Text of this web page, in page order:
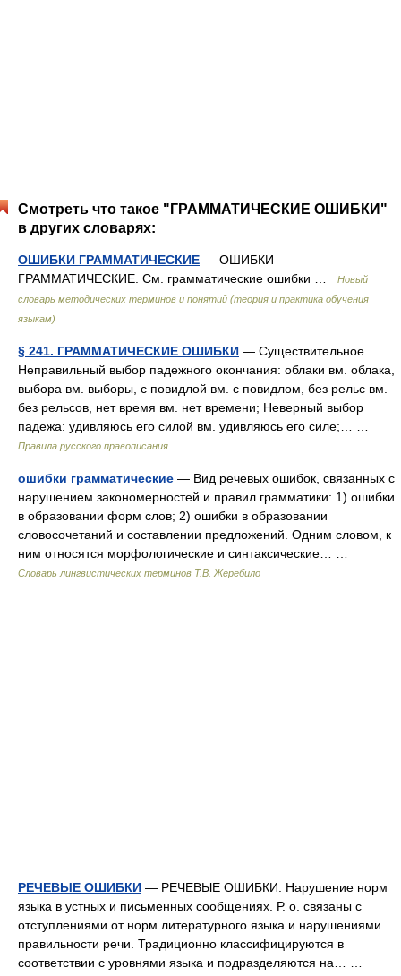
Смотреть что такое "ГРАММАТИЧЕСКИЕ ОШИБКИ"
в других словарях:
ОШИБКИ ГРАММАТИЧЕСКИЕ — ОШИБКИ
ГРАММАТИЧЕСКИЕ. См. грамматические ошибки …
Новый
словарь методических терминов и понятий (теория и практика обучения
языкам)
§ 241. ГРАММАТИЧЕСКИЕ ОШИБКИ — Существительное
Неправильный выбор падежного окончания: облаки вм. облака,
выбора вм. выборы, с повидлой вм. с повидлом, без рельс вм.
без рельсов, нет время вм. нет времени; Неверный выбор
падежа: удивляюсь его силой вм. удивляюсь его силе;… …
Правила русского правописания
ошибки грамматические — Вид речевых ошибок, связанных с
нарушением закономерностей и правил грамматики: 1) ошибки
в образовании форм слов; 2) ошибки в образовании
словосочетаний и составлении предложений. Одним словом, к
ним относятся морфологические и синтаксические… …
Словарь лингвистических терминов Т.В. Жеребило
РЕЧЕВЫЕ ОШИБКИ — РЕЧЕВЫЕ ОШИБКИ. Нарушение норм
языка в устных и письменных сообщениях. Р. о. связаны с
отступлениями от норм литературного языка и нарушениями
правильности речи. Традиционно классифицируются в
соответствии с уровнями языка и подразделяются на… …